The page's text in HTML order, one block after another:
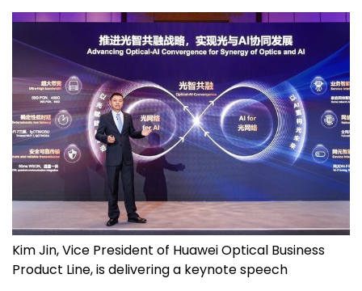
Kim Jin, Vice President of Huawei Optical Business
Product Line, is delivering a keynote speech